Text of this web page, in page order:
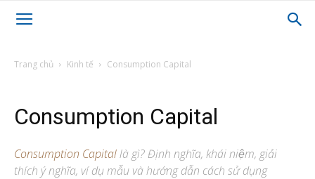
Trang chủ Kinh tế Consumption Capital
Consumption Capital
Consumption Capitallà gì? Định nghĩa, khái niệm, giải
thích ý nghĩa, ví dụ mẫu và hướng dẫn cách sử dụng